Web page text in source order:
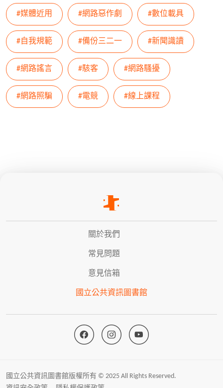
#媒體近用 #網路惡作劇 #數位載具
#自我規範 #備份三二一 #新聞識讀
#網路謠言 #駭客 #網路騷擾
#網路照騙 #電競 #線上課程
關於我們
常見問題
意見信箱
國立公共資訊圖書館
國立公共資訊圖書館版權所有 © 2025 All Rights Reserved.